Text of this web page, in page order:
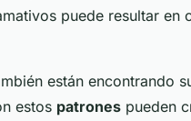
puede resultar en
están encontrando
estos patrones pueden